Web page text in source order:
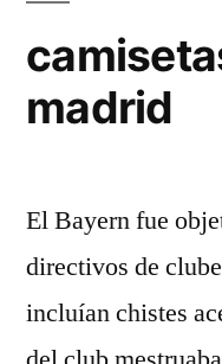
madrid
El Bayern fue
directivos de
incluían chistes